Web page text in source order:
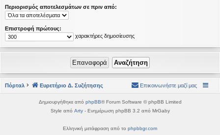
Περιορισμός αποτελεσμάτων σε πριν από:
Επιστροφή πρώτους:
χαρακτήρες δημοσίευσης
Πόρταλ Ευρετήριο Δ. Συζήτησης Επικοινωνήστε μαζί μας
Δημιουργήθηκε από phpBB® Forum Software © phpBB Limited
Style από Arty- Ενημέρωση phpBB 3.2 από MrGaby
Ελληνική μετάφραση από το phpbbgr.com